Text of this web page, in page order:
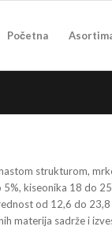
Početna
strukturom,
kiseonika 18 do
od 12,6 do
materija sadrže i